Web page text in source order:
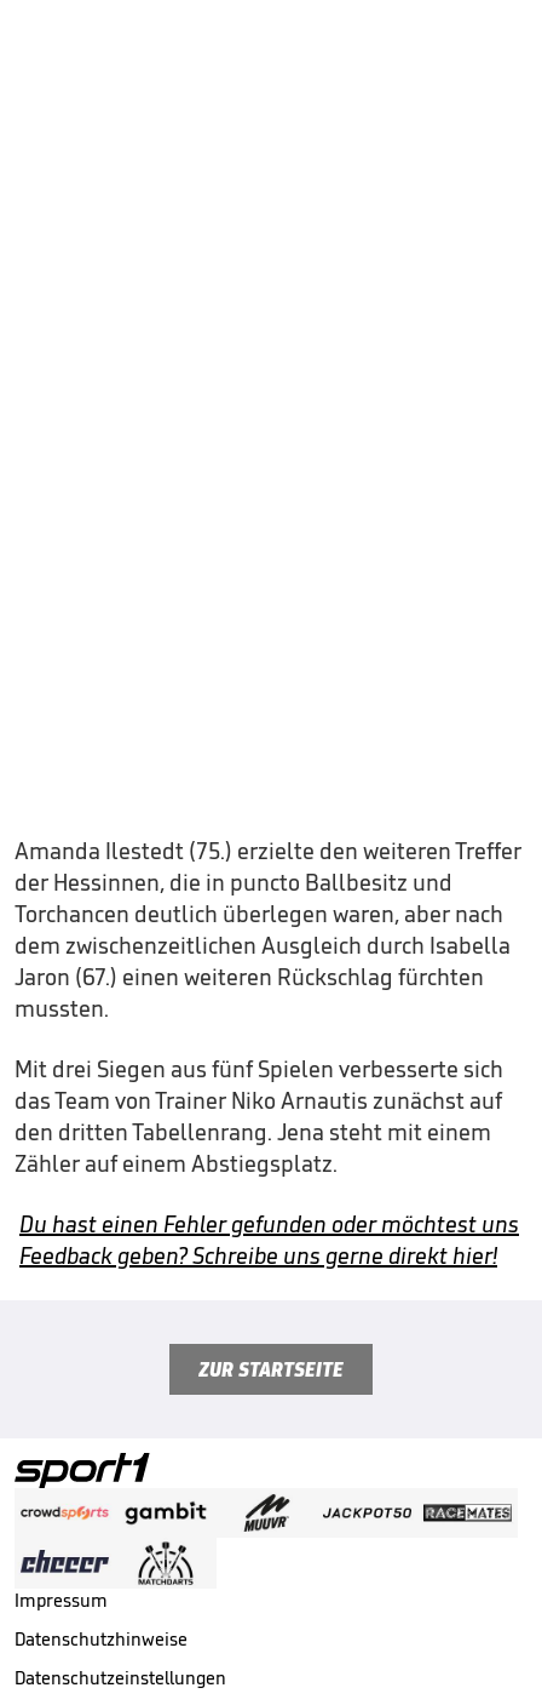
Amanda Ilestedt (75.) erzielte den weiteren Treffer
der Hessinnen, die in puncto Ballbesitz und
Torchancen deutlich überlegen waren, aber nach
dem zwischenzeitlichen Ausgleich durch Isabella
Jaron (67.) einen weiteren Rückschlag fürchten
mussten.
Mit drei Siegen aus fünf Spielen verbesserte sich
das Team von Trainer Niko Arnautis zunächst auf
den dritten Tabellenrang. Jena steht mit einem
Zähler auf einem Abstiegsplatz.
Du hast einen Fehler gefunden oder möchtest uns
Feedback geben? Schreibe uns gerne direkt hier!
ZUR STARTSEITE
Impressum
Datenschutzhinweise
Datenschutzeinstellungen